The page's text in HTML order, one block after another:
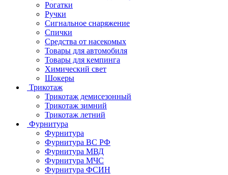
Рогатки
Ручки
Сигнальное снаряжение
Спички
Средства от насекомых
Товары для автомобиля
Товары для кемпинга
Химический свет
Шокеры
Трикотаж
Трикотаж демисезонный
Трикотаж зимний
Трикотаж летний
Фурнитура
Фурнитура
Фурнитура ВС РФ
Фурнитура МВД
Фурнитура МЧС
Фурнитура ФСИН